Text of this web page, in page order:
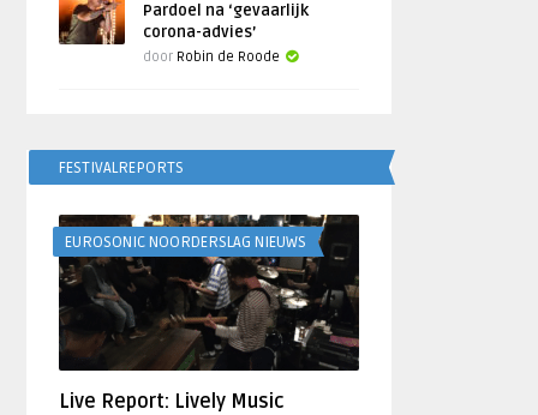
Pardoel na ‘gevaarlijk
corona-advies’
door Robin de Roode
FESTIVALREPORTS
EUROSONIC NOORDERSLAG NIEUWS
Live Report: Lively Music